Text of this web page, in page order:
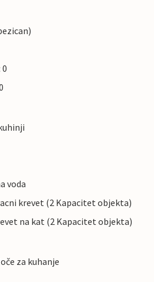
voda
krevet (2 Kapacitet objekta)
na kat (2 Kapacitet objekta)
za kuhanje